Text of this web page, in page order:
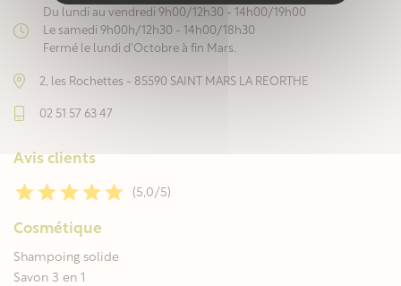
Du lundi au vendredi 9h00/12h30 - 14h00/19h00
Le samedi 9h00h/12h30 - 14h00/18h30
Fermé le lundi d'Octobre à fin Mars.
2, les Rochettes - 85590 SAINT MARS LA REORTHE
02 51 57 63 47
Avis clients
(5,0/5)
Cosmétique
Shampoing solide
Savon 3 en 1